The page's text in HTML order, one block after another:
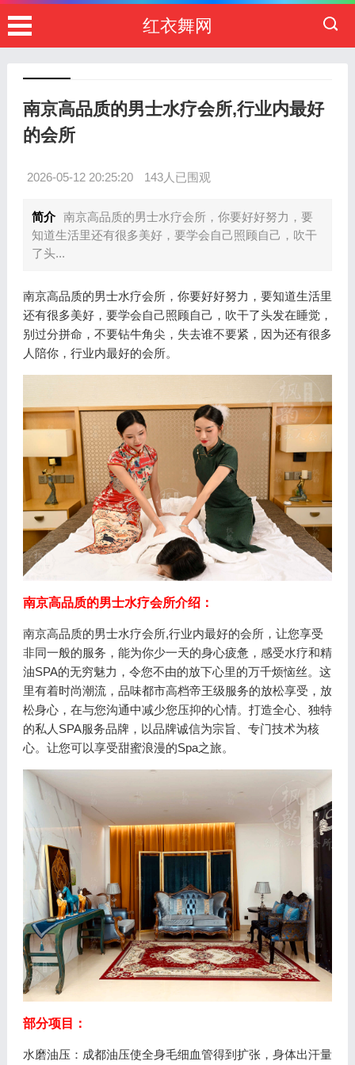
红衣舞网
南京高品质的男士水疗会所,行业内最好
的会所
2026-05-12 20:25:20 143人已围观
简介 南京高品质的男士水疗会所，你要好好努力，要
知道生活里还有很多美好，要学会自己照顾自己，吹干
了头...
南京高品质的男士水疗会所，你要好好努力，要知道生活里
还有很多美好，要学会自己照顾自己，吹干了头发在睡觉，
别过分拼命，不要钻牛角尖，失去谁不要紧，因为还有很多
人陪你，行业内最好的会所。
南京高品质的男士水疗会所介绍：
南京高品质的男士水疗会所,行业内最好的会所，让您享受
非同一般的服务，能为你少一天的身心疲惫，感受水疗和精
油SPA的无穷魅力，令您不由的放下心里的万千烦恼丝。这
里有着时尚潮流，品味都市高档帝王级服务的放松享受，放
松身心，在与您沟通中减少您压抑的心情。打造全心、独特
的私人SPA服务品牌，以品牌诚信为宗旨、专门技术为核
心。让您可以享受甜蜜浪漫的Spa之旅。
部分项目：
水磨油压：成都油压使全身毛细血管得到扩张，身体出汗量